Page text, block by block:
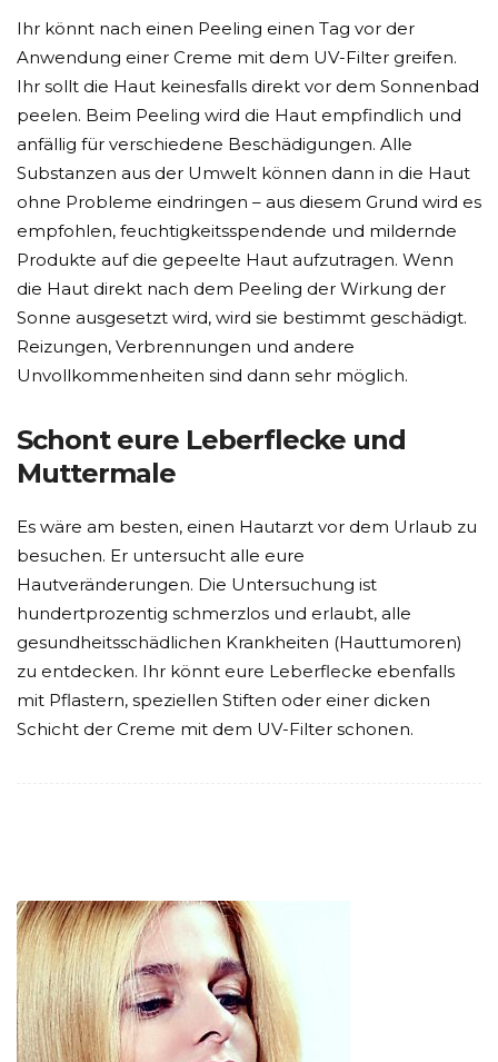
Ihr könnt nach einen Peeling einen Tag vor der
Anwendung einer Creme mit dem UV-Filter greifen.
Ihr sollt die Haut keinesfalls direkt vor dem Sonnenbad
peelen. Beim Peeling wird die Haut empfindlich und
anfällig für verschiedene Beschädigungen. Alle
Substanzen aus der Umwelt können dann in die Haut
ohne Probleme eindringen – aus diesem Grund wird es
empfohlen, feuchtigkeitsspendende und mildernde
Produkte auf die gepeelte Haut aufzutragen. Wenn
die Haut direkt nach dem Peeling der Wirkung der
Sonne ausgesetzt wird, wird sie bestimmt geschädigt.
Reizungen, Verbrennungen und andere
Unvollkommenheiten sind dann sehr möglich.
Schont eure Leberflecke und
Muttermale
Es wäre am besten, einen Hautarzt vor dem Urlaub zu
besuchen. Er untersucht alle eure
Hautveränderungen. Die Untersuchung ist
hundertprozentig schmerzlos und erlaubt, alle
gesundheitsschädlichen Krankheiten (Hauttumoren)
zu entdecken. Ihr könnt eure Leberflecke ebenfalls
mit Pflastern, speziellen Stiften oder einer dicken
Schicht der Creme mit dem UV-Filter schonen.